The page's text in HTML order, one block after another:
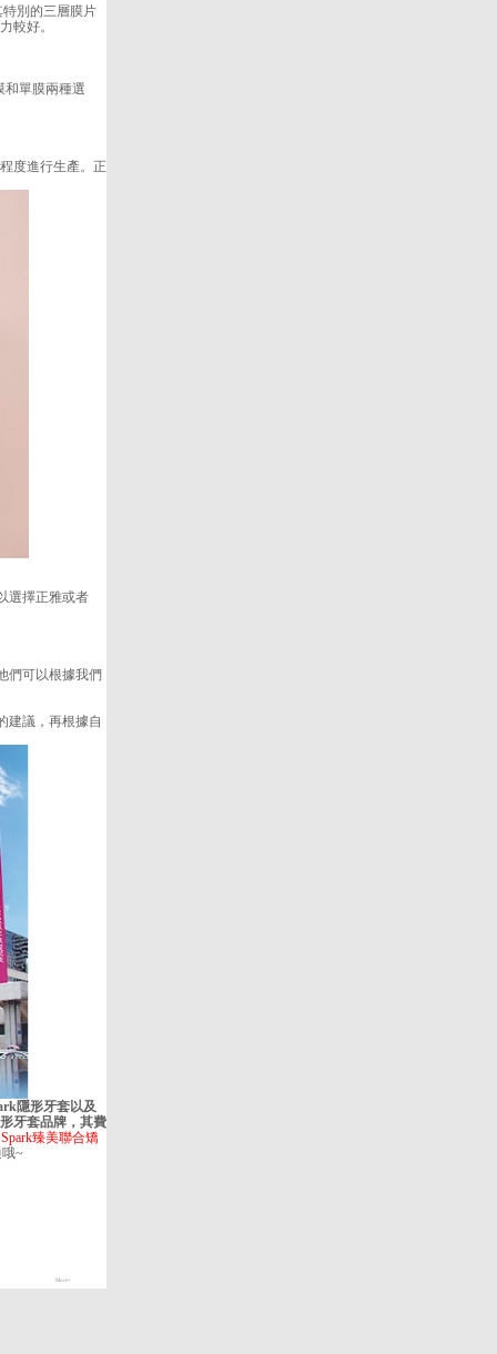
別的三層膜片
較好。
單膜兩種選
度進行生產。正
選擇正雅或者
們可以根據我們
議，再根據自
隱形牙套以及
牙套品牌，其費
臻美聯合矯
~
More+